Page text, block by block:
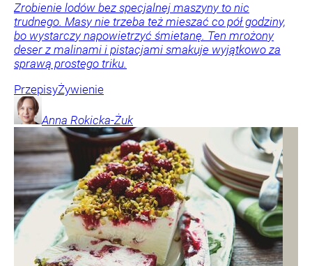
Zrobienie lodów bez specjalnej maszyny to nic
trudnego. Masy nie trzeba też mieszać co pół godziny,
bo wystarczy napowietrzyć śmietanę. Ten mrożony
deser z malinami i pistacjami smakuje wyjątkowo za
sprawą prostego triku.
PrzepisyŻywienie
Anna Rokicka-Żuk